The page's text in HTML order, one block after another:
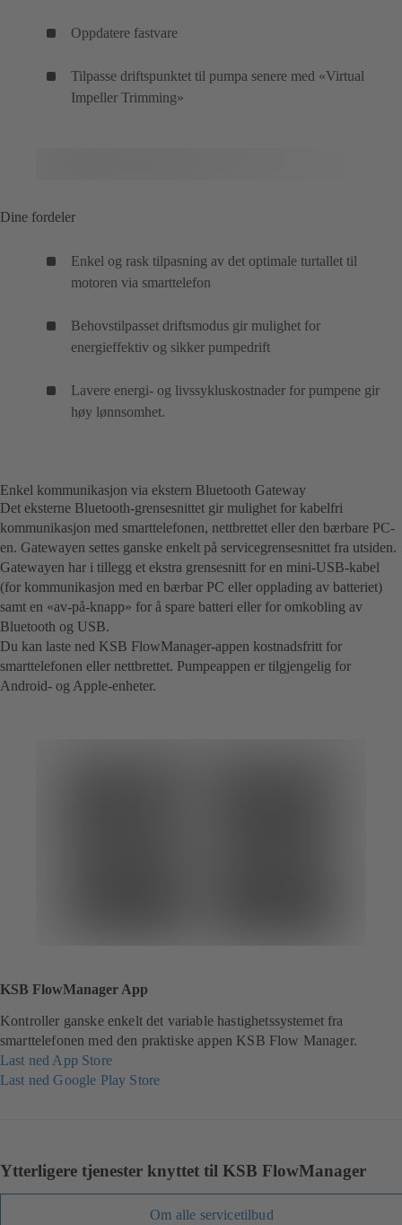
Oppdatere fastvare
Tilpasse driftspunktet til pumpa senere med «Virtual
Impeller Trimming»
Dine fordeler
Enkel og rask tilpasning av det optimale turtallet til
motoren via smarttelefon
Behovstilpasset driftsmodus gir mulighet for
energieffektiv og sikker pumpedrift
Lavere energi- og livssykluskostnader for pumpene gir
høy lønnsomhet.
Enkel kommunikasjon via ekstern Bluetooth Gateway
Det eksterne Bluetooth-grensesnittet gir mulighet for kabelfri
kommunikasjon med smarttelefonen, nettbrettet eller den bærbare PC-
en. Gatewayen settes ganske enkelt på servicegrensesnittet fra utsiden.
Gatewayen har i tillegg et ekstra grensesnitt for en mini-USB-kabel
(for kommunikasjon med en bærbar PC eller opplading av batteriet)
samt en «av-på-knapp» for å spare batteri eller for omkobling av
Bluetooth og USB.
Du kan laste ned KSB FlowManager-appen kostnadsfritt for
smarttelefonen eller nettbrettet. Pumpeappen er tilgjengelig for
Android- og Apple-enheter.
KSB FlowManager App
Kontroller ganske enkelt det variable hastighetssystemet fra
smarttelefonen med den praktiske appen KSB Flow Manager.
Last ned App Store(
å
i
e
Last ned Google Play Store
s
i
e
Ytterligere tjenester knyttet til KSB FlowManager
Om alle servicetilbud